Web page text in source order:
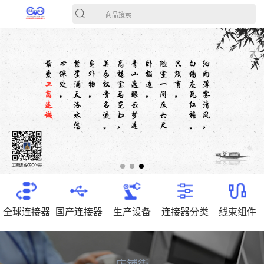
商品搜索
全球连接器 国产连接器 生产设备 连接器分类 线束组件